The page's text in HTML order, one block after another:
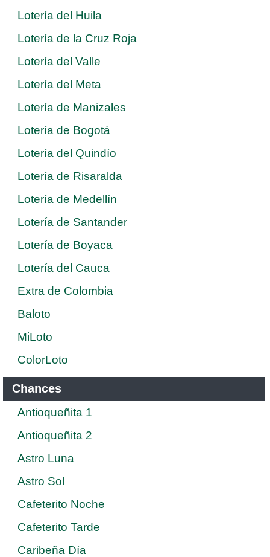
Lotería del Huila
Lotería de la Cruz Roja
Lotería del Valle
Lotería del Meta
Lotería de Manizales
Lotería de Bogotá
Lotería del Quindío
Lotería de Risaralda
Lotería de Medellín
Lotería de Santander
Lotería de Boyaca
Lotería del Cauca
Extra de Colombia
Baloto
MiLoto
ColorLoto
Chances
Antioqueñita 1
Antioqueñita 2
Astro Luna
Astro Sol
Cafeterito Noche
Cafeterito Tarde
Caribeña Día